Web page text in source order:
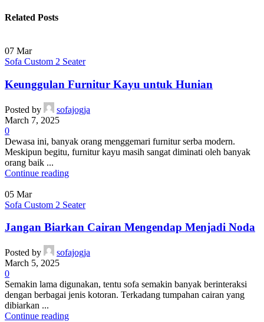
Related Posts
07 Mar
Sofa Custom 2 Seater
Keunggulan Furnitur Kayu untuk Hunian
Posted by
sofajogja
March 7, 2025
0
Dewasa ini, banyak orang menggemari furnitur serba modern.
Meskipun begitu, furnitur kayu masih sangat diminati oleh banyak
orang baik ...
Continue reading
05 Mar
Sofa Custom 2 Seater
Jangan Biarkan Cairan Mengendap Menjadi Noda
Posted by
sofajogja
March 5, 2025
0
Semakin lama digunakan, tentu sofa semakin banyak berinteraksi
dengan berbagai jenis kotoran. Terkadang tumpahan cairan yang
dibiarkan ...
Continue reading